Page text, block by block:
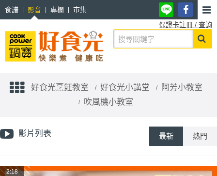
食譜 影音 專欄
市集
保證卡註冊 / 查詢
好食光烹飪教室 好食光小講堂
阿芳小教室
吹風機小教室
影片列表 最新 熱門
2:18